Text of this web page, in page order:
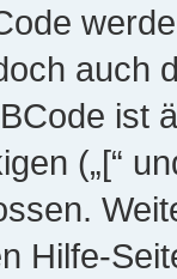
auch
ist
(„[“
Hilfe-